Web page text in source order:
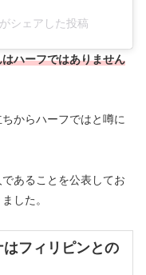
シェアした投稿
ハーフではありません
からハーフではと噂に
あることを公表してお
した。
フィリピンとの